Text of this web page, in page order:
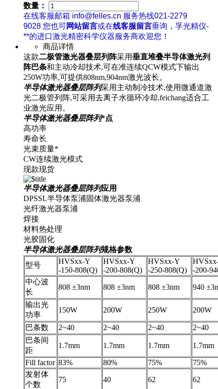
数量：
在线客服邮箱 info@felles.cn 服务热线021-2279
9028 您也可网站留言或在线客服留言垂询，孚光精仪-
**的进口激光精密科学仪器服务商欢迎您！
商品详情
这款二极管激光器叠层列阵采用垂直堆叠半导体激光列
阵巴条和主动冷却技术,可在准连续QCW模式下输出
250W功率,可提供808nm,904nm激光波长。
半导体激光器叠层阵列采用主动制冷技术,使用微通道激
光二极管列阵,可采用去离子水循环冷却,feichang适合工
业激光应用。
半导体激光器叠层阵列*点
高功率
寿命长
光束质量*
CW连续激光模式
现款现货
半导体激光器叠层阵列应用
DPSSL半导体泵浦固体激光器泵浦
光纤激光器泵浦
焊接
材料热处理
光胶固化
半导体激光器叠层阵列规格参数
型号
HVSxx-Y
-150-808(Q)
HVSxx-Y
-200-808(Q)
HVSxx-Y
-250-808(Q)
-200-
中心波
长
808 ±3nm 808 ±3nm 808 ±3nm 940
输出光
功率
150W 200W 250W 200W
巴条数 2~40 2~40 2~40
2~40
巴条间
距
1.7mm 1.7mm 1.7mm 1.7mm
Fill factor 83% 80% 75%
75%
发射体
个数
75 40 62 62